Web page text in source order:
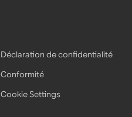
Déclaration de confidentialité
Conformité
Cookie Settings